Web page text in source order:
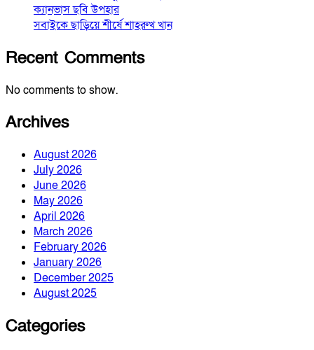
ক্যানভাস ছবি উপহার
সবাইকে ছাড়িয়ে শীর্ষে শাহরুখ খান
Recent Comments
No comments to show.
Archives
August 2026
July 2026
June 2026
May 2026
April 2026
March 2026
February 2026
January 2026
December 2025
August 2025
Categories